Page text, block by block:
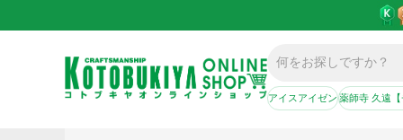
アイスアイゼン薬師寺 久遠